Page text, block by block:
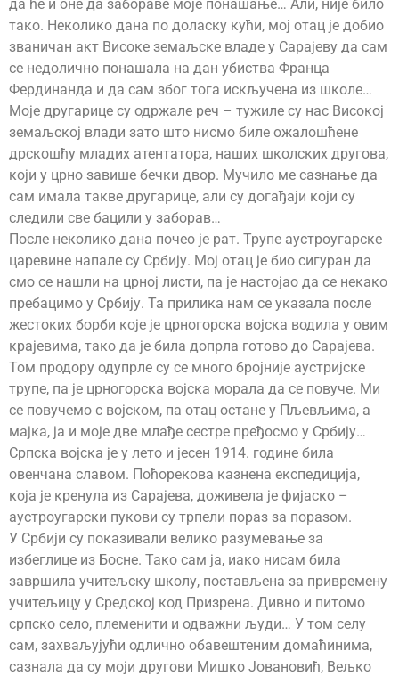
да ће и оне да забораве моје понашање… Али, није било
тако. Неколико дана по доласку кући, мој отац је добио
званичан акт Високе земаљске владе у Сарајеву да сам
се недолично понашала на дан убиства Франца
Фердинанда и да сам због тога искључена из школе…
Моје другарице су одржале реч – тужиле су нас Високој
земаљској влади зато што нисмо биле ожалошћене
дрскошћу младих атентатора, наших школских другова,
који у црно завише бечки двор. Мучило ме сазнање да
сам имала такве другарице, али су догађаји који су
следили све бацили у заборав…
После неколико дана почео је рат. Трупе аустроугарске
царевине напале су Србију. Мој отац је био сигуран да
смо се нашли на црној листи, па је настојао да се некако
пребацимо у Србију. Та прилика нам се указала после
жестоких борби које је црногорска војска водила у овим
крајевима, тако да је била допрла готово до Сарајева.
Том продору одупрле су се много бројније аустријске
трупе, па је црногорска војска морала да се повуче. Ми
се повучемо с војском, па отац остане у Пљевљима, а
мајка, ја и моје две млађе сестре пређосмо у Србију…
Српска војска је у лето и јесен 1914. године била
овенчана славом. Поћорекова казнена експедиција,
која је кренула из Сарајева, доживела је фијаско –
аустроугарски пукови су трпели пораз за поразом.
У Србији су показивали велико разумевање за
избеглице из Босне. Тако сам ја, иако нисам била
завршила учитељску школу, постављена за привремену
учитељицу у Средској код Призрена. Дивно и питомо
српско село, племенити и одважни људи… У том селу
сам, захваљујући одлично обавештеним домаћинима,
сазнала да су моји другови Мишко Јовановић, Вељко